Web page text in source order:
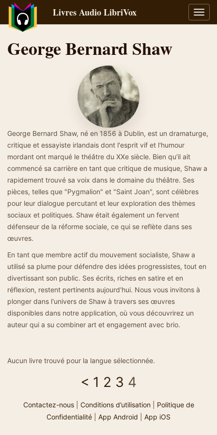
la
Livres Audio LibriVox
George Bernard Shaw
George Bernard Shaw, né en 1856 à Dublin, est un dramaturge,
critique et essayiste irlandais dont l'esprit vif et l'humour
mordant ont marqué le théâtre du XXe siècle. Bien qu'il ait
commencé sa carrière en tant que critique de musique, Shaw a
rapidement trouvé sa voix dans le domaine du théâtre. Ses
pièces, telles que "Pygmalion" et "Saint Joan", sont célèbres
pour leur dialogue percutant et leur exploration des thèmes
sociaux et politiques. Shaw était également un fervent
défenseur de la réforme sociale, ce qui se reflète dans ses
œuvres.
En tant que membre actif du mouvement socialiste, Shaw a
utilisé sa plume pour défendre des idées progressistes, tout en
divertissant son public. Ses écrits, riches en satire et en
réflexion, restent pertinents aujourd'hui. Nous vous invitons à
plonger dans l'univers de Shaw à travers ses œuvres
disponibles dans notre application, où vous découvrirez un
auteur qui a su combiner art et engagement avec brio.
Aucun livre trouvé pour la langue sélectionnée.
< 1 2 3 4
Contactez-nous| Conditions d’utilisation| Politique de
Confidentialité
App Android App iOS